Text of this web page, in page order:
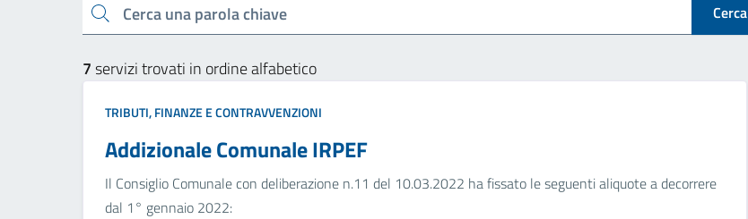
Cerca una parola chiave Cerca
7servizi trovati in ordine alfabetico
TRIBUTI, FINANZE E CONTRAVVENZIONI
Addizionale Comunale IRPEF
Il Consiglio Comunale con deliberazione n.11 del 10.03.2022 ha fissato le seguenti aliquote a decorrere
dal 1° gennaio 2022: